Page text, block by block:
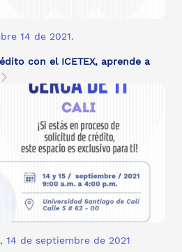
14 de 2021.
con el ICETEX, aprende a
14 de septiembre de 2021